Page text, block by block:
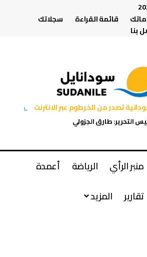
قائمة القراءة
سجلاتك
بنا
تصدر من الخرطوم عبر الانترنت
التحرير: طارق الجزولي
منبر الرأي الرياضة
أعمدة
تقارير المزيد